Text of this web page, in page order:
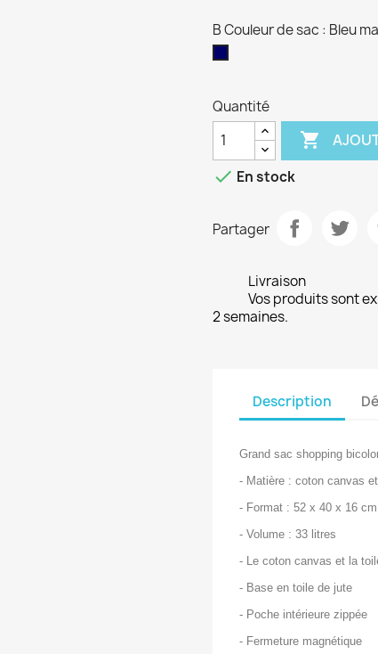
B Couleur de sac : Bleu
Quantité

 En stock
Partager
Livraison
Vos produits sont
2 semaines.
Description
Grand sac shopping
- Matière : coton canvas
- Format : 52 x 40 x 16 cm
- Volume : 33 litres
- Le coton canvas et la
- Base en toile de jute
- Poche intérieure zippée
- Fermeture magnétique